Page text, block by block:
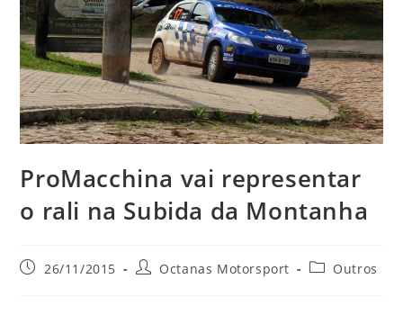
ProMacchina vai representar
o rali na Subida da Montanha
26/11/2015 Octanas Motorsport Outros